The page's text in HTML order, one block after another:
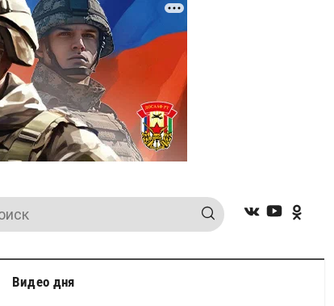
Видео дня